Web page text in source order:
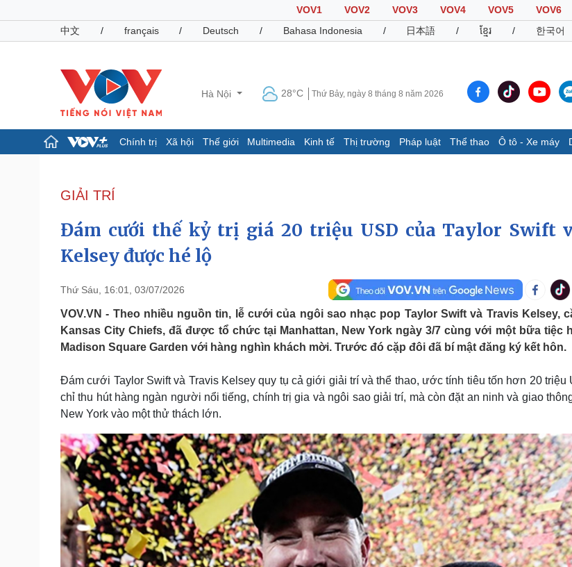
VOV1 VOV2 VOV3 VOV4 VOV5 VOV6
中文
/ français / Deutsch / Bahasa Indonesia / 日本語 / ខ្មែរ / 한국어
Hà Nội 28°C Thứ Bảy, ngày 8 tháng 8 năm 2026
Chính trị Xã hội Thế giới Multimedia Kinh tế Thị trường Pháp luật Thể thao Ô tô - Xe máy
Đảng
Tổ chức nhân sự
Nhận diện sự thật
Giáo dục
Dấu ấn VOV
Việc làm
Biển đảo
Infographic
Pháp luật
Tin nóng
Tư vấn luật
Việt Nam
Phân tích
Thể thao
Lịch thi đấu bóng đá
Thế giới thể thao
eSports
Ô tô - Xe máy
Xe máy
Tư vấn
Sức khỏe
Dinh dưỡng - món ngon
Cây thuốc
Sản phụ khoa
Nhi khoa
Nam khoa
Làm đẹp - giảm cân
Phòng mạch online
Ăn sạch sống khỏe
Đời sống
Blog
Tình yêu - Gia đình
Văn hóa
Sân khấu - Điện ảnh
Âm nhạc
Di sản
Giải trí
Sao Việt
Cải chính
GIẢI TRÍ
Đám cưới thế kỷ trị giá 20 triệu USD của Taylor Swift
Kelsey được hé lộ
Thứ Sáu, 16:01, 03/07/2026
VOV.VN - Theo nhiều nguồn tin, lễ cưới của ngôi sao nhạc pop Taylor Swift và Travis Kelsey,
Kansas City Chiefs, đã được tổ chức tại Manhattan, New York ngày 3/7 cùng với một bữa tiệc
Madison Square Garden với hàng nghìn khách mời. Trước đó cặp đôi đã bí mật đăng ký kết hôn.
Đám cưới Taylor Swift và Travis Kelsey quy tụ cả giới giải trí và thể thao, ước tính tiêu tốn hơn 20 triệu
chỉ thu hút hàng ngàn người nổi tiếng, chính trị gia và ngôi sao giải trí, mà còn đặt an ninh và giao
New York vào một thử thách lớn.